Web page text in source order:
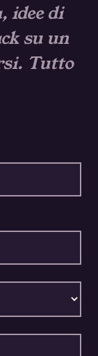
idee di
su un
Tutto